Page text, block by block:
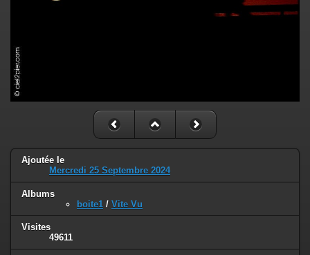
Ajoutée le
Mercredi 25 Septembre 2024
Albums
boite1 / Vite Vu
Visites
49611